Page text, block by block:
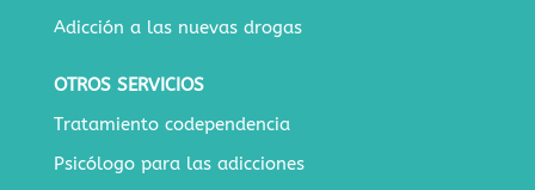
Adicción a las nuevas drogas
OTROS SERVICIOS
Tratamiento codependencia
Psicólogo para las adicciones